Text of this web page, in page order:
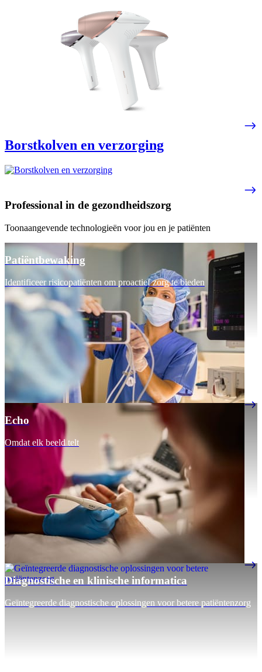
Borstkolven en verzorging
Professional in de gezondheidszorg
Toonaangevende technologieën voor jou en je patiënten
Patiëntbewaking
Identificeer risicopatiënten om proactief zorg te bieden
Echo
Omdat elk beeld telt
Diagnostische en klinische informatica
Geïntegreerde diagnostische oplossingen voor betere patiëntenzorg